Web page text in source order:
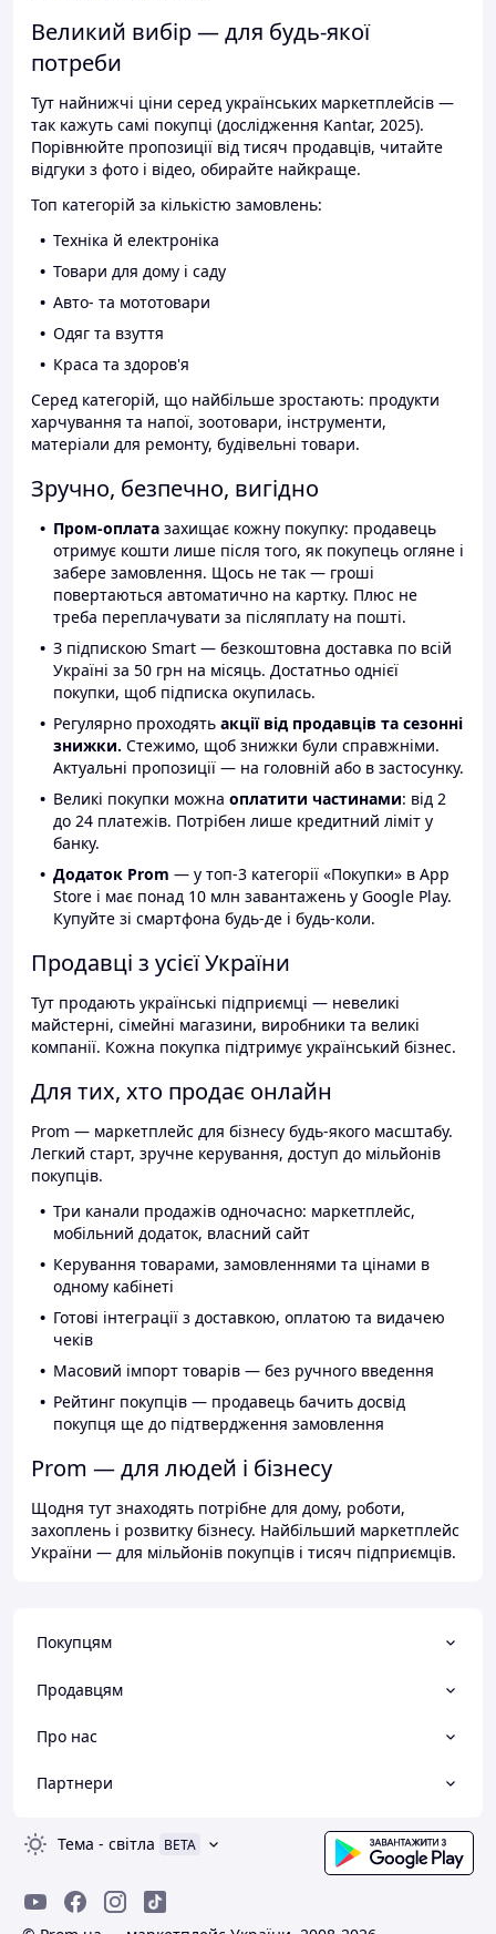
Великий вибір — для будь-якої
потреби
Тут найнижчі ціни серед українських маркетплейсів —
так кажуть самі покупці (дослідження Kantar, 2025).
Порівнюйте пропозиції від тисяч продавців, читайте
відгуки з фото і відео, обирайте найкраще.
Топ категорій за кількістю замовлень:
Техніка й електроніка
Товари для дому і саду
Авто- та мототовари
Одяг та взуття
Краса та здоров'я
Серед категорій, що найбільше зростають: продукти
харчування та напої, зоотовари, інструменти,
матеріали для ремонту, будівельні товари.
Зручно, безпечно, вигідно
Пром-оплата захищає кожну покупку: продавець
отримує кошти лише після того, як покупець огляне і
забере замовлення. Щось не так — гроші
повертаються автоматично на картку. Плюс не
треба переплачувати за післяплату на пошті.
З підпискою Smart — безкоштовна доставка по всій
Україні за 50 грн на місяць. Достатньо однієї
покупки, щоб підписка окупилась.
Регулярно проходять акції від продавців та сезонні
знижки. Стежимо, щоб знижки були справжніми.
Актуальні пропозиції — на головній або в застосунку.
Великі покупки можна оплатити частинами: від 2
до 24 платежів. Потрібен лише кредитний ліміт у
банку.
Додаток Prom — у топ-3 категорії «Покупки» в App
Store і має понад 10 млн завантажень у Google Play.
Купуйте зі смартфона будь-де і будь-коли.
Продавці з усієї України
Тут продають українські підприємці — невеликі
майстерні, сімейні магазини, виробники та великі
компанії. Кожна покупка підтримує український бізнес.
Для тих, хто продає онлайн
Prom — маркетплейс для бізнесу будь-якого масштабу.
Легкий старт, зручне керування, доступ до мільйонів
покупців.
Три канали продажів одночасно: маркетплейс,
мобільний додаток, власний сайт
Керування товарами, замовленнями та цінами в
одному кабінеті
Готові інтеграції з доставкою, оплатою та видачею
чеків
Масовий імпорт товарів — без ручного введення
Рейтинг покупців — продавець бачить досвід
покупця ще до підтвердження замовлення
Prom — для людей і бізнесу
Щодня тут знаходять потрібне для дому, роботи,
захоплень і розвитку бізнесу. Найбільший маркетплейс
України — для мільйонів покупців і тисяч підприємців.
Покупцям
Продавцям
Про нас
Партнери
Тема - світла BETA